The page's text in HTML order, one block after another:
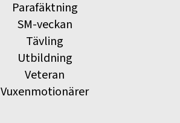
Parafäktning
SM-veckan
Tävling
Utbildning
Veteran
Vuxenmotionärer